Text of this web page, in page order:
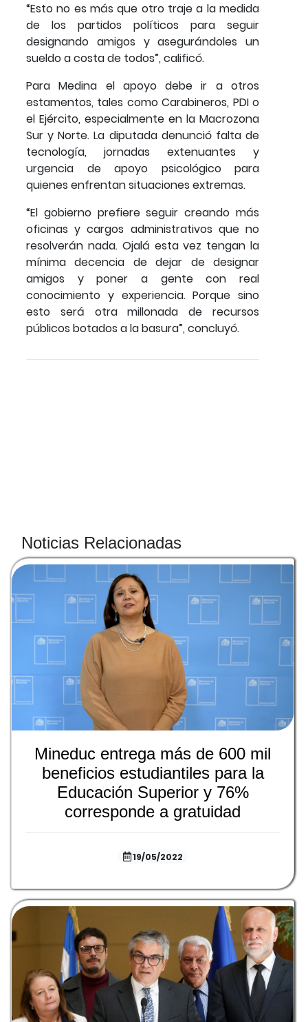
“Esto no es más que otro traje a la medida
de los partidos políticos para seguir
designando amigos y asegurándoles un
sueldo a costa de todos”, calificó.
Para Medina el apoyo debe ir a otros
estamentos, tales como Carabineros, PDI o
el Ejército, especialmente en la Macrozona
Sur y Norte. La diputada denunció falta de
tecnología, jornadas extenuantes y
urgencia de apoyo psicológico para
quienes enfrentan situaciones extremas.
“El gobierno prefiere seguir creando más
oficinas y cargos administrativos que no
resolverán nada. Ojalá esta vez tengan la
mínima decencia de dejar de designar
amigos y poner a gente con real
conocimiento y experiencia. Porque sino
esto será otra millonada de recursos
públicos botados a la basura”, concluyó.
Noticias Relacionadas
Mineduc entrega más de 600 mil
beneficios estudiantiles para la
Educación Superior y 76%
corresponde a gratuidad
19/05/2022